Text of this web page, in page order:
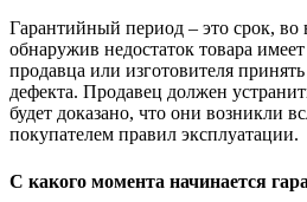
Гарантийный период – это срок, во
обнаружив недостаток товара
продавца или изготовителя
дефекта. Продавец должен
будет доказано, что они возникли
покупателем правил эксплуатации.
С какого момента начинается